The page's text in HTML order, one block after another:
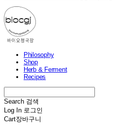
Philosophy
Shop
Herb & Ferment
Recipes
Search 검색
Log In 로그인
Cart장바구니